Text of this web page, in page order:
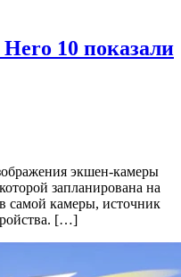
10 показали
экшен-камеры
запланирована на
самой камеры, источник
[…]